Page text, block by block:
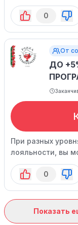
Учтите, что не
0
От
ДО
При разных
лояльности, вы
с покупок ваших
0
Показать